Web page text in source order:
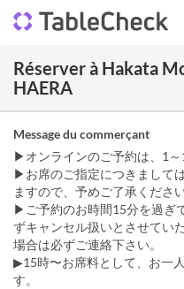
Réserver à Hakata
HAERA
Message du commerçant
▶オンラインのご予約は、1
▶お席のご指定につきまして
ますので、予めご了承ください
▶ご予約のお時間15分を過ぎ
ずキャンセル扱いとさせてい
場合は必ずご連絡下さい。
▶︎15時〜お席料として、お一
す。